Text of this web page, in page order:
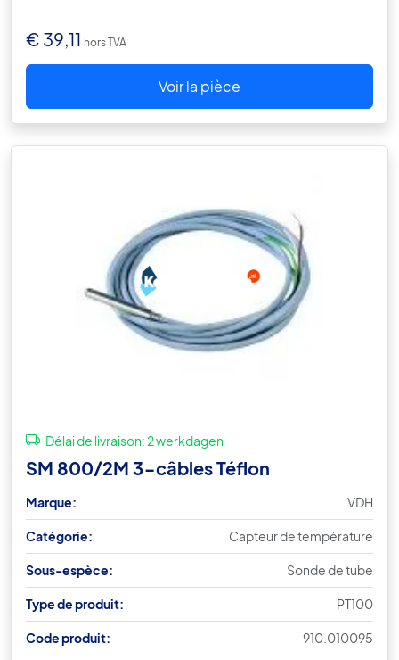
€ 39,11 hors TVA
Voir la pièce
Délai de livraison:2 werkdagen
SM 800/2M 3-câbles Téflon
Marque: VDH
Catégorie: Capteur de température
Sous-espèce: Sonde de tube
Type de produit: PT100
Code produit: 910.010095